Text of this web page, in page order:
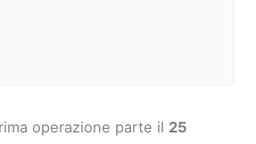
operazione parte il 25